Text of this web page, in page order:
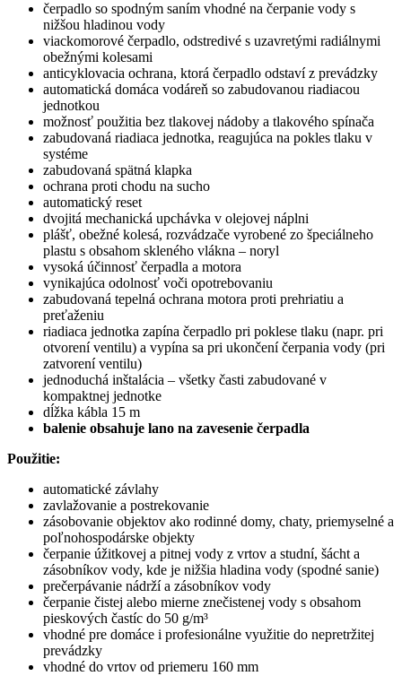
čerpadlo so spodným saním vhodné na čerpanie vody s
nižšou hladinou vody
viackomorové čerpadlo, odstredivé s uzavretými radiálnymi
obežnými kolesami
anticyklovacia ochrana, ktorá čerpadlo odstaví z prevádzky
automatická domáca vodáreň so zabudovanou riadiacou
jednotkou
možnosť použitia bez tlakovej nádoby a tlakového spínača
zabudovaná riadiaca jednotka, reagujúca na pokles tlaku v
systéme
zabudovaná spätná klapka
ochrana proti chodu na sucho
automatický reset
dvojitá mechanická upchávka v olejovej náplni
plášť, obežné kolesá, rozvádzače vyrobené zo špeciálneho
plastu s obsahom skleného vlákna – noryl
vysoká účinnosť čerpadla a motora
vynikajúca odolnosť voči opotrebovaniu
zabudovaná tepelná ochrana motora proti prehriatiu a
preťaženiu
riadiaca jednotka zapína čerpadlo pri poklese tlaku (napr. pri
otvorení ventilu) a vypína sa pri ukončení čerpania vody (pri
zatvorení ventilu)
jednoduchá inštalácia – všetky časti zabudované v
kompaktnej jednotke
dĺžka kábla 15 m
balenie obsahuje lano na zavesenie čerpadla
Použitie:
automatické závlahy
zavlažovanie a postrekovanie
zásobovanie objektov ako rodinné domy, chaty, priemyselné a
poľnohospodárske objekty
čerpanie úžitkovej a pitnej vody z vrtov a studní, šácht a
zásobníkov vody, kde je nižšia hladina vody (spodné sanie)
prečerpávanie nádrží a zásobníkov vody
čerpanie čistej alebo mierne znečistenej vody s obsahom
pieskových častíc do 50 g/m³
vhodné pre domáce i profesionálne využitie do nepretržitej
prevádzky
vhodné do vrtov od priemeru 160 mm